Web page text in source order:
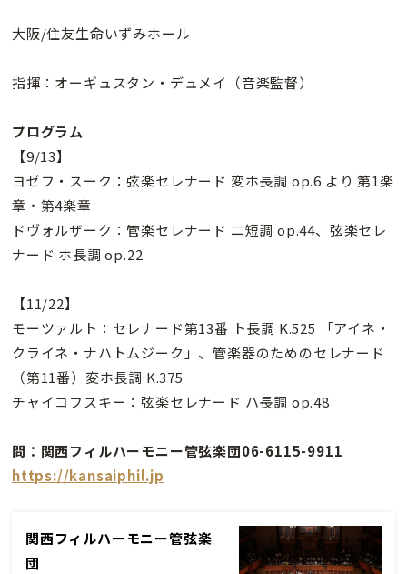
大阪/住友生命いずみホール
指揮：オーギュスタン・デュメイ（音楽監督）
プログラム
【9/13】
ヨゼフ・スーク：弦楽セレナード 変ホ長調 op.6 より 第1楽
章・第4楽章
ドヴォルザーク：管楽セレナード ニ短調 op.44、弦楽セレ
ナード ホ長調 op.22
【11/22】
モーツァルト：セレナード第13番 ト長調 K.525 「アイネ・
クライネ・ナハトムジーク」、管楽器のためのセレナード
（第11番）変ホ長調 K.375
チャイコフスキー：弦楽セレナード ハ長調 op.48
問：関西フィルハーモニー管弦楽団06-6115-9911
https://kansaiphil.jp
関西フィルハーモニー管弦楽
団